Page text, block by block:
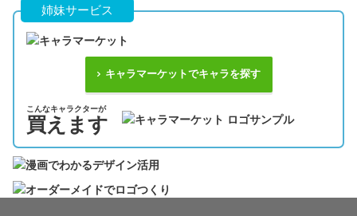
姉妹サービス
キャラマーケットでキャラを探す
こんなキャラクターが
買えます